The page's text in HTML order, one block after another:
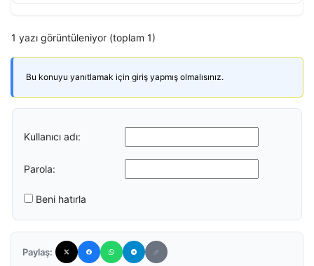
1 yazı görüntüleniyor (toplam 1)
Bu konuyu yanıtlamak için giriş yapmış olmalısınız.
Kullanıcı adı:
Parola:
Beni hatırla
Paylaş: